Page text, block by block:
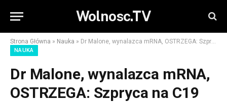
Wolnosc.TV
Strona Główna » Nauka » Dr Malone, wynalazca mRNA, OSTRZEGA: Szpryca na C19 może działać jak KOŃ TROJAŃSKI! [WIDEO]
NAUKA
Dr Malone, wynalazca mRNA,
OSTRZEGA: Szpryca na C19